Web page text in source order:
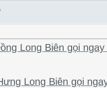
Long Biên gọi
Long Biên gọi